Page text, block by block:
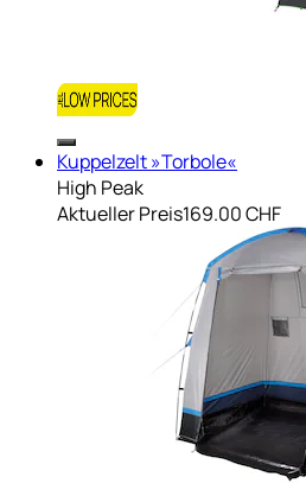
Kuppelzelt »Torbole«
High Peak
Aktueller Preis169.00 CHF